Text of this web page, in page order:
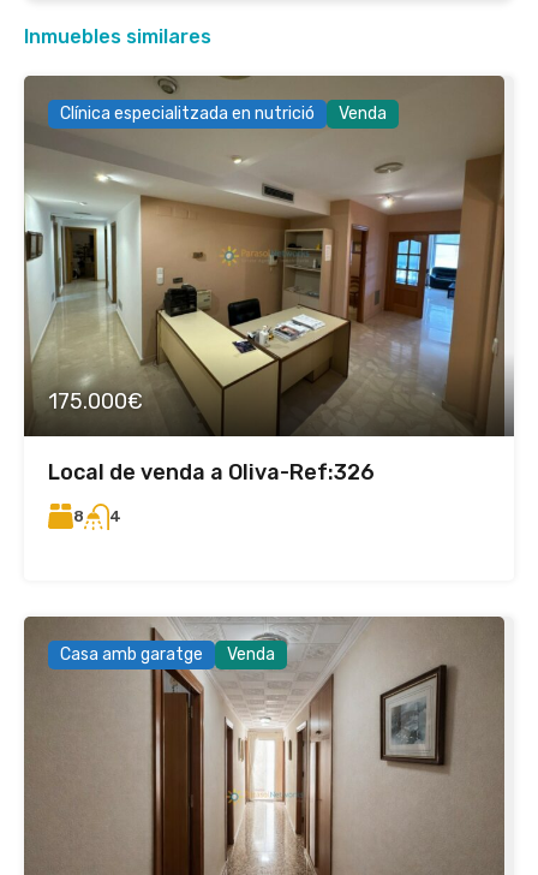
Inmuebles similares
Clínica especialitzada en nutrició Venda
175.000€
Local de venda a Oliva-Ref:326
8 4
Casa amb garatge Venda